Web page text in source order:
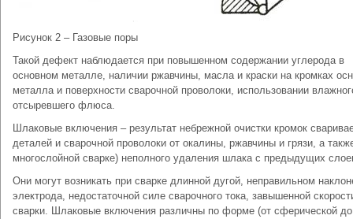
Рисунок 2 – Газовые поры
Такой дефект наблюдается при повышенном содержании углерода в
основном металле, наличии ржавчины, масла и краски на кромках
металла и поверхности сварочной проволоки, использовании
отсыревшего флюса.
Шлаковые включения – результат небрежной очистки кромок
деталей и сварочной проволоки от окалины, ржавчины и грязи, а
многослойной сварке) неполного удаления шлака с предыдущих
Они могут возникать при сварке длинной дугой, неправильном
электрода, недостаточной силе сварочного тока, завышенной
сварки. Шлаковые включения различны по форме (от сферической до